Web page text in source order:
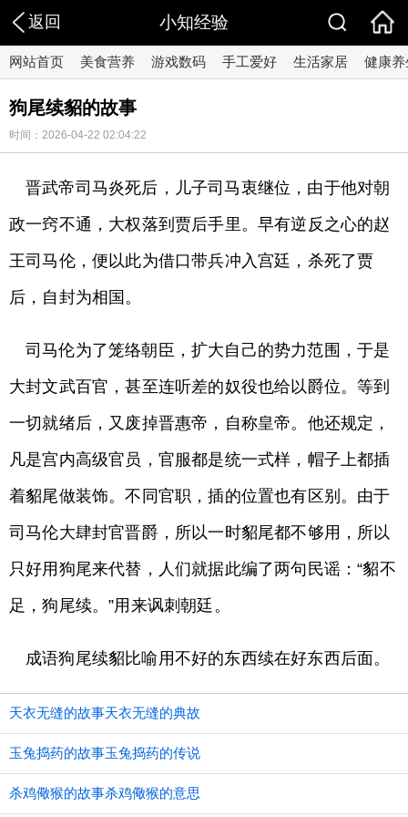
返回 小知经验
网站首页 美食营养 游戏数码 手工爱好 生活家居 健康养
狗尾续貂的故事
时间：2026-04-22 02:04:22
晋武帝司马炎死后，儿子司马衷继位，由于他对朝
政一窍不通，大权落到贾后手里。早有逆反之心的赵
王司马伦，便以此为借口带兵冲入宫廷，杀死了贾
后，自封为相国。
司马伦为了笼络朝臣，扩大自己的势力范围，于是
大封文武百官，甚至连听差的奴役也给以爵位。等到
一切就绪后，又废掉晋惠帝，自称皇帝。他还规定，
凡是宫内高级官员，官服都是统一式样，帽子上都插
着貂尾做装饰。不同官职，插的位置也有区别。由于
司马伦大肆封官晋爵，所以一时貂尾都不够用，所以
只好用狗尾来代替，人们就据此编了两句民谣：“貂不
足，狗尾续。”用来讽刺朝廷。
成语狗尾续貂比喻用不好的东西续在好东西后面。
天衣无缝的故事天衣无缝的典故
玉兔捣药的故事玉兔捣药的传说
杀鸡儆猴的故事杀鸡儆猴的意思